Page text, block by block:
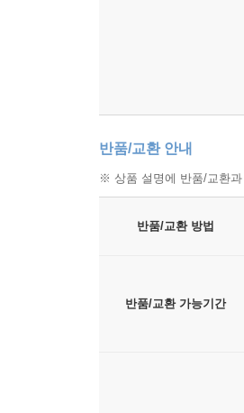
반품/교환 안내
※ 상품 설명에 반품/교환
반품/교환 방법
반품/교환 가능기간